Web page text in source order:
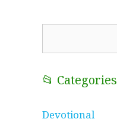
📂 Categories
Devotional